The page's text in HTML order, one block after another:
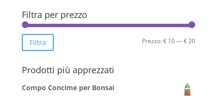
Filtra per prezzo
Prezzo
Prezzo
Filtra Prezzo:€ 10—€ 20
Prodotti più apprezzati
Compo Concime per Bonsai